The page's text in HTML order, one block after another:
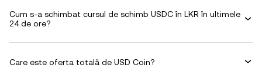
Cum s-a schimbat cursul de schimb USDC în LKR în ultimele
24 de ore?
Care este oferta totală de USD Coin?